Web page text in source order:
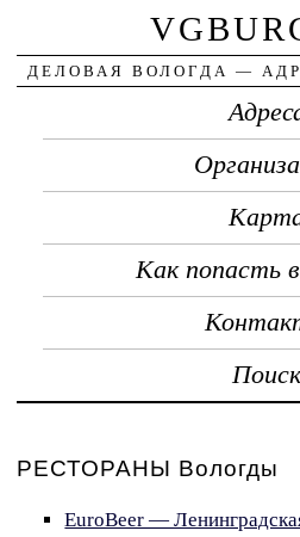
ДЕЛОВАЯ ВОЛОГДА —
Как попасть
Поиск
РЕСТОРАНЫ Вологды
EuroBeer —